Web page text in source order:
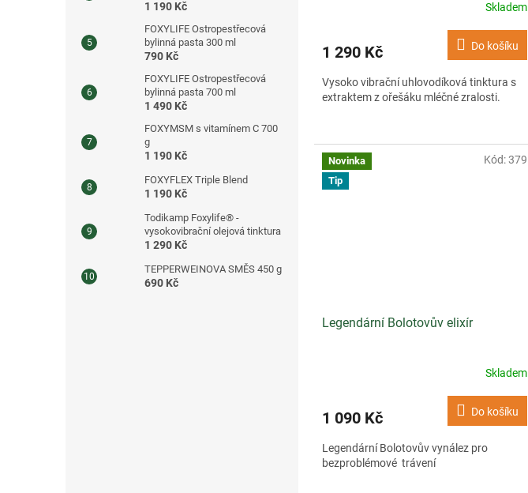
1 190 Kč
FOXYLIFE Ostropestřecová
bylinná pasta 300 ml
790 Kč
FOXYLIFE Ostropestřecová
bylinná pasta 700 ml
1 490 Kč
FOXYMSM s vitamínem C 700
g
1 190 Kč
FOXYFLEX Triple Blend
1 190 Kč
Todikamp Foxylife® -
vysokovibrační olejová tinktura
1 290 Kč
TEPPERWEINOVA SMĚS 450 g
690 Kč
Skladem
1 290 Kč Do košíku
Vysoko vibrační uhlovodíková tinktura s
extraktem z ořešáku mléčné zralosti.
Novinka
Tip
Legendární Bolotovův elixír
Skladem
1 090 Kč Do košíku
Legendární Bolotovův vynález pro
bezproblémové trávení
Kód:379